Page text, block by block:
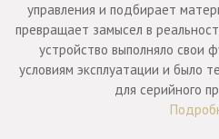
управления и подбирает
превращает замысел в
устройство выполняло свои
условиям эксплуатации и было
для серийного